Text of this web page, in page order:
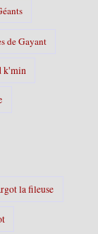
de Gayant
k'min
la fileuse